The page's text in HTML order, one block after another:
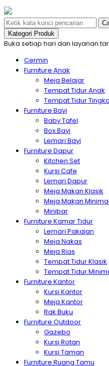
Kategori Produk
Buka setiap hari dan layanan
Cermin
Furniture Anak
Meja Belajar
Tempat Tidur Anak
Tempat Tidur
Furniture Bayi
Baby Tafel
Box Bayi
Lemari Bayi
Furniture Dapur
Kitchen Set
Kursi Cafe
Lemari Dapur
Meja Makan Klasik
Meja Makan
Minibar
Furniture Kamar Tidur
Lemari Pakaian
Meja Nakas
Meja Rias
Tempat Tidur Klasik
Tempat Tidur
Furniture Kantor
Kursi Kantor
Meja Kantor
Rak Buku
Furniture Outdoor
Gazebo
Kursi Rotan
Kursi Taman
Furniture Ruang Tamu